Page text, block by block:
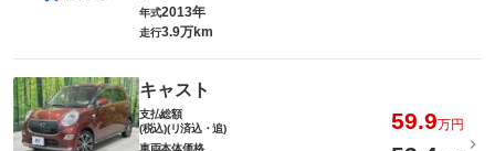
年式2013年
走行3.9万km
キャスト
支払総額
(税込)(リ済込・追)
59.9万円
車両本体価格